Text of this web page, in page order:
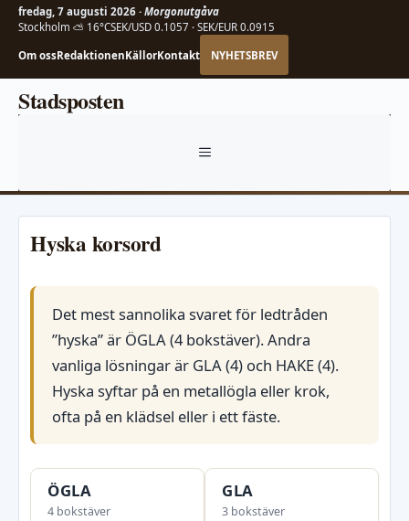
fredag, 7 augusti 2026 · Morgonutgåva
Stockholm ⛅ 16°CSEK/USD 0.1057 · SEK/EUR 0.0915
Om ossRedaktionenKällorKontakt NYHETSBREV
HoppaStadsposten
MENY
Hyska korsord
Det mest sannolika svaret för ledtråden
”hyska” är ÖGLA (4 bokstäver). Andra
vanliga lösningar är GLA (4) och HAKE (4).
Hyska syftar på en metallögla eller krok,
ofta på en klädsel eller i ett fäste.
ÖGLA
4 bokstäver
GLA
3 bokstäver